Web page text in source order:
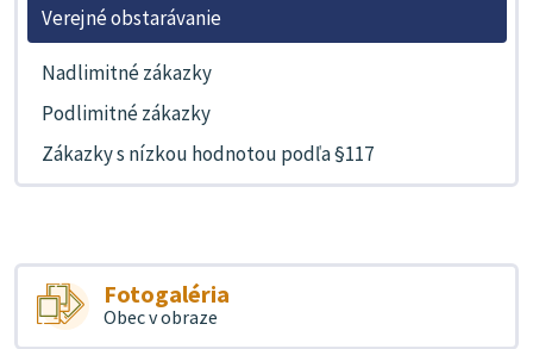
Verejné obstarávanie
Nadlimitné zákazky
Podlimitné zákazky
Zákazky s nízkou hodnotou podľa §117
Fotogaléria
Obec v obraze